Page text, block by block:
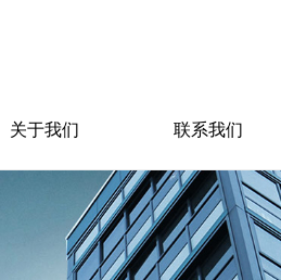
关于我们 联系我们